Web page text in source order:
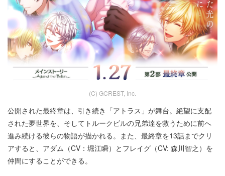
(C) GCREST, Inc.
公開された最終章は、引き続き「アトラス」が舞台。絶望に支配
された夢世界を、そしてトルークビルの兄弟達を救うために前へ
進み続ける彼らの物語が描かれる。また、最終章を13話までクリ
アすると、アダム（CV：堀江瞬）とフレイグ（CV: 森川智之）を
仲間にすることができる。